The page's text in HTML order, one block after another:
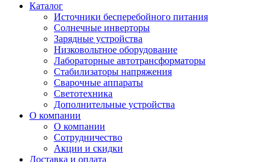
Каталог
Источники бесперебойного питания
Солнечные инверторы
Зарядные устройства
Низковольтное оборудование
Лабораторные автотрансформаторы
Стабилизаторы напряжения
Сварочные аппараты
Светотехника
Дополнительные устройства
О компании
О компании
Сотрудничество
Акции и скидки
Доставка и оплата